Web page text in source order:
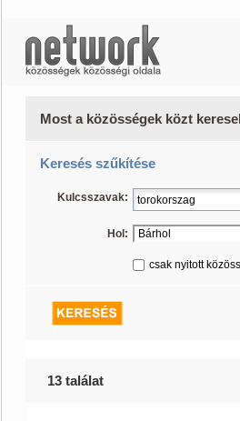
Most a közösségek közt
Keresés szűkítése
Kulcsszavak:
Hol:
csak nyitott
13 találat